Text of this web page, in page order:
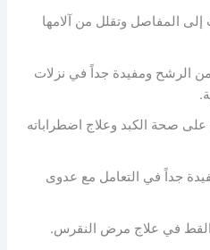
إلى المفاصل وتقلل من آلامها
الرشح ومفيدة جداً في نزلات
صحة الكبد وعلاج اضطراباته
جداً في التعامل مع عدوى
في علاج مرض النقرس.